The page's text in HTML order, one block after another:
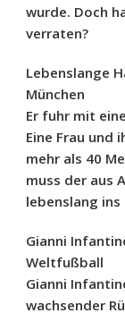
wurde. Doch
verraten?
Lebenslange
München
Er fuhr mit
Eine Frau und
mehr als 40
muss der aus
lebenslang ins
Gianni
Weltfußball
Gianni
wachsender